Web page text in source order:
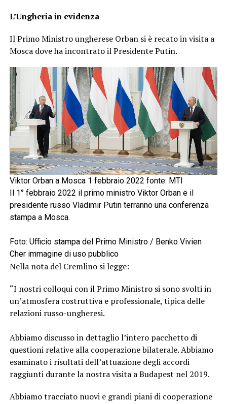
L’Ungheria in evidenza
Il Primo Ministro ungherese Orban si è recato in visita a
Mosca dove ha incontrato il Presidente Putin.
Viktor Orban a Mosca 1 febbraio 2022 fonte: MTI
Il 1° febbraio 2022 il primo ministro Viktor Orban e il
presidente russo Vladimir Putin terranno una conferenza
stampa a Mosca.
Foto: Ufficio stampa del Primo Ministro / Benko Vivien
Cher immagine di uso pubblico
Nella nota del Cremlino si legge:
“I nostri colloqui con il Primo Ministro si sono svolti in
un’atmosfera costruttiva e professionale, tipica delle
relazioni russo-ungheresi.
Abbiamo discusso in dettaglio l’intero pacchetto di
questioni relative alla cooperazione bilaterale. Abbiamo
esaminato i risultati dell’attuazione degli accordi
raggiunti durante la nostra visita a Budapest nel 2019.
Abbiamo tracciato nuovi e grandi piani di cooperazione